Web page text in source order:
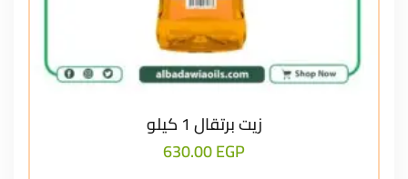
زيت برتقال 1 كيلو
630.00EGP